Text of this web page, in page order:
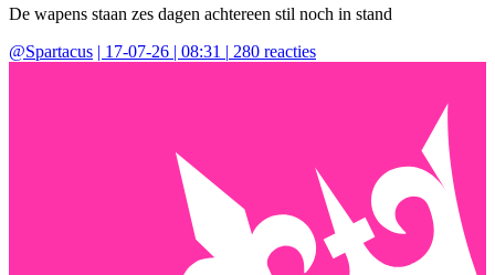
De wapens staan zes dagen achtereen stil noch in stand
@Spartacus | 17-07-26 | 08:31 | 280 reacties